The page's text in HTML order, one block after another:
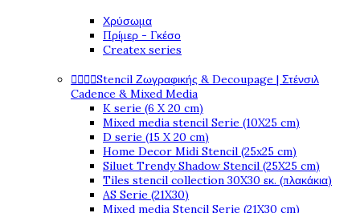
Χρύσωμα
Πρίμερ - Γκέσο
Createx series
Stencil Ζωγραφικής & Decoupage | Στένσιλ
Cadence & Mixed Media
K serie (6 X 20 cm)
Mixed media stencil Serie (10X25 cm)
D serie (15 X 20 cm)
Home Decor Midi Stencil (25x25 cm)
Siluet Trendy Shadow Stencil (25X25 cm)
Tiles stencil collection 30X30 εκ. (πλακάκια)
AS Serie (21X30)
Mixed media Stencil Serie (21X30 cm)